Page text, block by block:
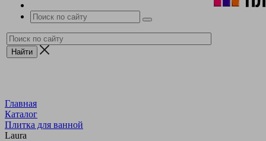
Главная
Каталог
Плитка для ванной
Laura